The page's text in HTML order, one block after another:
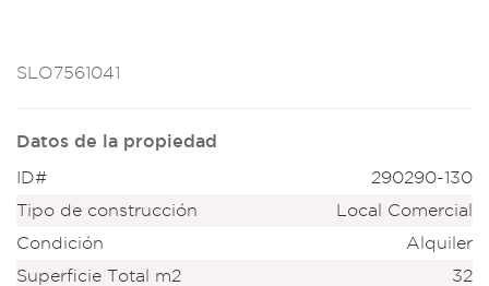
SLO7561041
Datos de la propiedad
ID#
290290-130
Tipo de construcción
Local Comercial
Condición
Alquiler
Superficie Total m2
32